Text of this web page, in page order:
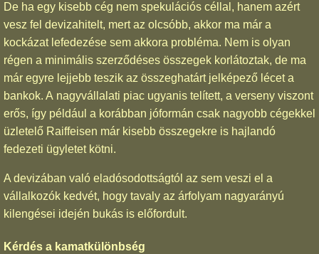
De ha egy kisebb cég nem spekulációs céllal, hanem azért
vesz fel devizahitelt, mert az olcsóbb, akkor ma már a
kockázat lefedezése sem akkora probléma. Nem is olyan
régen a minimális szerződéses összegek korlátoztak, de ma
már egyre lejjebb teszik az összeghatárt jelképező lécet a
bankok. A nagyvállalati piac ugyanis telített, a verseny viszont
erős, így például a korábban jóformán csak nagyobb cégekkel
üzletelő Raiffeisen már kisebb összegekre is hajlandó
fedezeti ügyletet kötni.
A devizában való eladósodottságtól az sem veszi el a
vállalkozók kedvét, hogy tavaly az árfolyam nagyarányú
kilengései idején bukás is előfordult.
Kérdés a kamatkülönbség